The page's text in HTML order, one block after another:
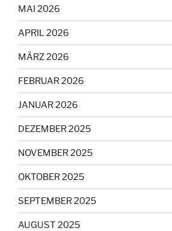
MAI 2026
APRIL 2026
MÄRZ 2026
FEBRUAR 2026
JANUAR 2026
DEZEMBER 2025
NOVEMBER 2025
OKTOBER 2025
SEPTEMBER 2025
AUGUST 2025